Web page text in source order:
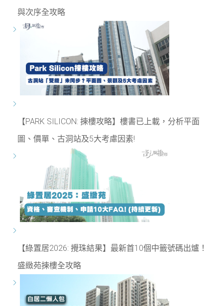
與次序全攻略
【PARK SILICON: 揀樓攻略】樓書已上載，分析平面
圖、價單、古洞站及5大考慮因素!
【綠置居2026: 攪珠結果】最新首10個中籤號碼出爐！
盛緻苑揀樓全攻略